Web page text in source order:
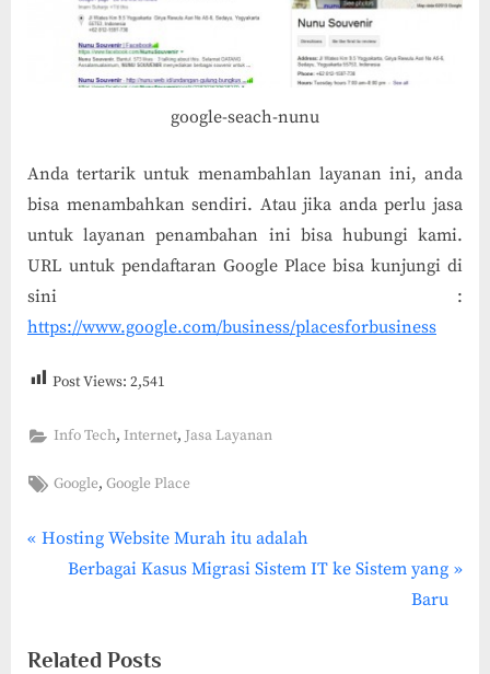
google-seach-nunu
Anda tertarik untuk menambahlan layanan ini, anda
bisa menambahkan sendiri. Atau jika anda perlu jasa
untuk layanan penambahan ini bisa hubungi kami.
URL untuk pendaftaran Google Place bisa kunjungi di
sini :
https://www.google.com/business/placesforbusiness
Post Views: 2,541
Info Tech,Internet, Jasa Layanan
Tags:
Google,Google Place
Post
navigation
P
i
Hosting Website Murah itu adalah
N
t
Berbagai Kasus Migrasi Sistem IT ke Sistem yang
Baru
Related Posts